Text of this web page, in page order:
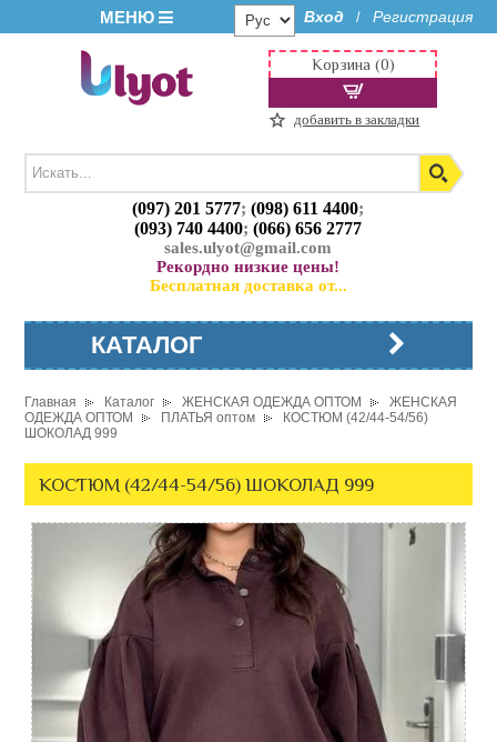
МЕНЮ Вход / Регистрация
(097) 201 5777;(098) 611 4400;
(093) 740 4400;(066) 656 2777
sales.ulyot@gmail.com
Рекордно низкие цены!
Бесплатная доставка от...
Корзина (0)
добавить в закладки
КАТАЛОГ
Главная Каталог ЖЕНСКАЯ ОДЕЖДА ОПТОМ
ЖЕНСКАЯ
ОДЕЖДА ОПТОМ
ПЛАТЬЯ оптом
КОСТЮМ (42/44-54/56)
ШОКОЛАД 999
КОСТЮМ (42/44-54/56) ШОКОЛАД 999